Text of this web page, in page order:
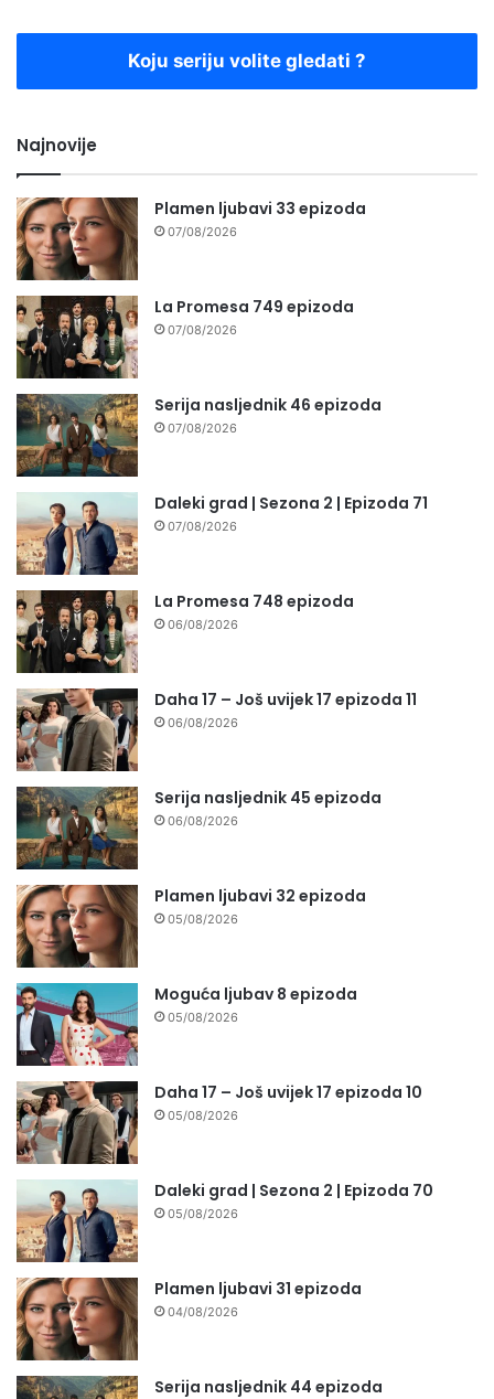
Koju seriju volite gledati ?
Najnovije
Plamen ljubavi 33 epizoda
07/08/2026
La Promesa 749 epizoda
07/08/2026
Serija nasljednik 46 epizoda
07/08/2026
Daleki grad | Sezona 2 | Epizoda 71
07/08/2026
La Promesa 748 epizoda
06/08/2026
Daha 17 – Još uvijek 17 epizoda 11
06/08/2026
Serija nasljednik 45 epizoda
06/08/2026
Plamen ljubavi 32 epizoda
05/08/2026
Moguća ljubav 8 epizoda
05/08/2026
Daha 17 – Još uvijek 17 epizoda 10
05/08/2026
Daleki grad | Sezona 2 | Epizoda 70
05/08/2026
Plamen ljubavi 31 epizoda
04/08/2026
Serija nasljednik 44 epizoda